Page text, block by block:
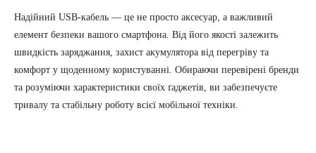
Надійний USB-кабель — це не просто аксесуар, а важливий
елемент безпеки вашого смартфона. Від його якості залежить
швидкість заряджання, захист акумулятора від перегріву та
комфорт у щоденному користуванні. Обираючи перевірені бренди
та розуміючи характеристики своїх ґаджетів, ви забезпечуєте
тривалу та стабільну роботу всієї мобільної техніки.